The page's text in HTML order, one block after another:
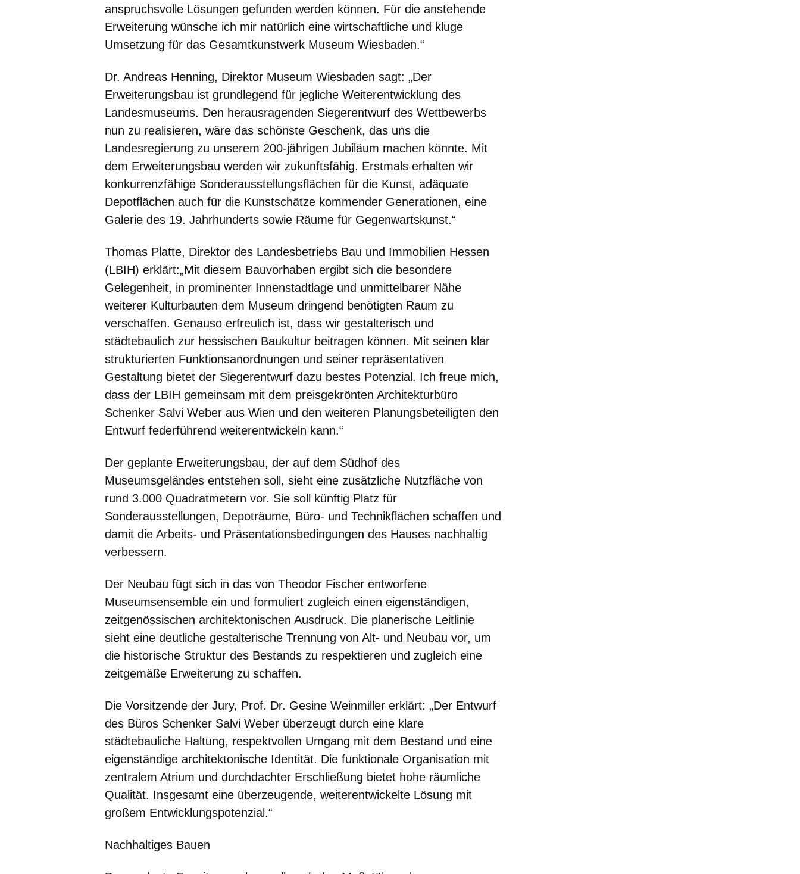
anspruchsvolle Lösungen gefunden werden können. Für die anstehende
Erweiterung wünsche ich mir natürlich eine wirtschaftliche und kluge
Umsetzung für das Gesamtkunstwerk Museum Wiesbaden.“
Dr. Andreas Henning, Direktor Museum Wiesbaden sagt: „Der
Erweiterungsbau ist grundlegend für jegliche Weiterentwicklung des
Landesmuseums. Den herausragenden Siegerentwurf des Wettbewerbs
nun zu realisieren, wäre das schönste Geschenk, das uns die
Landesregierung zu unserem 200-jährigen Jubiläum machen könnte. Mit
dem Erweiterungsbau werden wir zukunftsfähig. Erstmals erhalten wir
konkurrenzfähige Sonderausstellungsflächen für die Kunst, adäquate
Depotflächen auch für die Kunstschätze kommender Generationen, eine
Galerie des 19. Jahrhunderts sowie Räume für Gegenwartskunst.“
Thomas Platte, Direktor des Landesbetriebs Bau und Immobilien Hessen
(LBIH) erklärt:„Mit diesem Bauvorhaben ergibt sich die besondere
Gelegenheit, in prominenter Innenstadtlage und unmittelbarer Nähe
weiterer Kulturbauten dem Museum dringend benötigten Raum zu
verschaffen. Genauso erfreulich ist, dass wir gestalterisch und
städtebaulich zur hessischen Baukultur beitragen können. Mit seinen klar
strukturierten Funktionsanordnungen und seiner repräsentativen
Gestaltung bietet der Siegerentwurf dazu bestes Potenzial. Ich freue mich,
dass der LBIH gemeinsam mit dem preisgekrönten Architekturbüro
Schenker Salvi Weber aus Wien und den weiteren Planungsbeteiligten den
Entwurf federführend weiterentwickeln kann.“
Der geplante Erweiterungsbau, der auf dem Südhof des
Museumsgeländes entstehen soll, sieht eine zusätzliche Nutzfläche von
rund 3.000 Quadratmetern vor. Sie soll künftig Platz für
Sonderausstellungen, Depoträume, Büro- und Technikflächen schaffen und
damit die Arbeits- und Präsentationsbedingungen des Hauses nachhaltig
verbessern.
Der Neubau fügt sich in das von Theodor Fischer entworfene
Museumsensemble ein und formuliert zugleich einen eigenständigen,
zeitgenössischen architektonischen Ausdruck. Die planerische Leitlinie
sieht eine deutliche gestalterische Trennung von Alt- und Neubau vor, um
die historische Struktur des Bestands zu respektieren und zugleich eine
zeitgemäße Erweiterung zu schaffen.
Die Vorsitzende der Jury, Prof. Dr. Gesine Weinmiller erklärt: „Der Entwurf
des Büros Schenker Salvi Weber überzeugt durch eine klare
städtebauliche Haltung, respektvollen Umgang mit dem Bestand und eine
eigenständige architektonische Identität. Die funktionale Organisation mit
zentralem Atrium und durchdachter Erschließung bietet hohe räumliche
Qualität. Insgesamt eine überzeugende, weiterentwickelte Lösung mit
großem Entwicklungspotenzial.“
Nachhaltiges Bauen